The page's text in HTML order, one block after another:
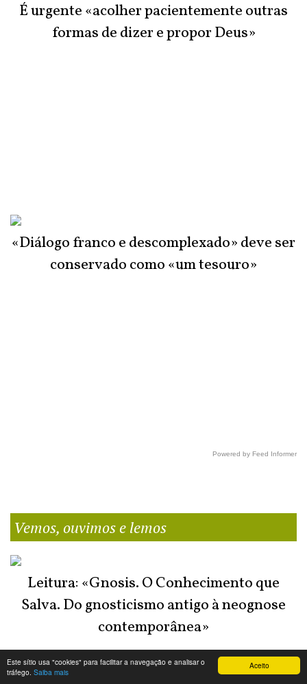
Aceito
Este sítio usa "cookies" para facilitar a navegação e analisar o
tráfego. Saiba mais
É urgente «acolher pacientemente outras
formas de dizer e propor Deus»
«Diálogo franco e descomplexado» deve ser
conservado como «um tesouro»
Powered by Feed Informer
Vemos, ouvimos e lemos
Leitura: «Gnosis. O Conhecimento que
Salva. Do gnosticismo antigo à neognose
contemporânea»